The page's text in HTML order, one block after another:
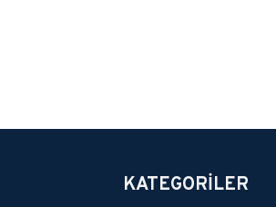
KATEGORİLER